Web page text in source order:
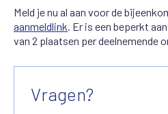
Meld je nu al aan voor de
aanmeldlink. Er is een beperkt
van 2 plaatsen per deelnemende
Vragen?